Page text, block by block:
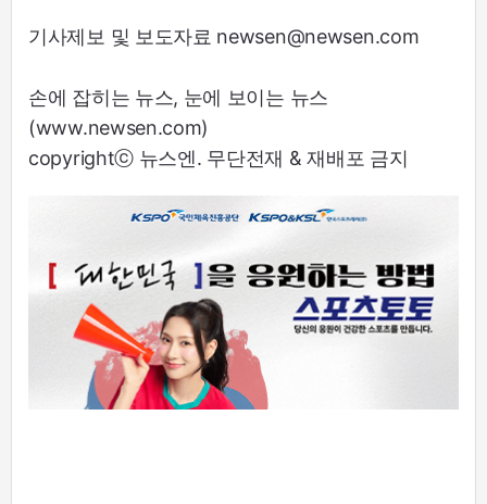
기사제보 및 보도자료 newsen@newsen.com
손에 잡히는 뉴스, 눈에 보이는 뉴스
(www.newsen.com)
copyrightⓒ 뉴스엔. 무단전재 & 재배포 금지